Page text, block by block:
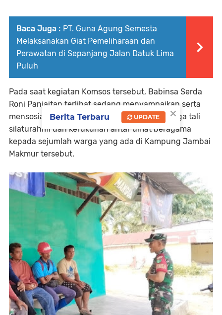
Baca Juga : PT. Guna Agung Semesta
Melaksanakan Giat Pemeliharaan dan
Perawatan di Sepanjang Jalan Datuk Lima
Puluh
Pada saat kegiatan Komsos tersebut, Babinsa Serda
Roni Panjaitan terlihat sedang menyampaikan serta
mensosialisasikan tentang pentingnya menjaga tali
silaturahmi dan kerukunan antar umat beragama
kepada sejumlah warga yang ada di Kampung Jambai
Makmur tersebut.
×
Berita Terbaru UPDATE